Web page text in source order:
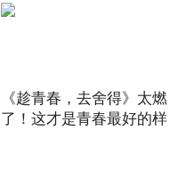
《趁青春，去舍得》太燃
了！这才是青春最好的样